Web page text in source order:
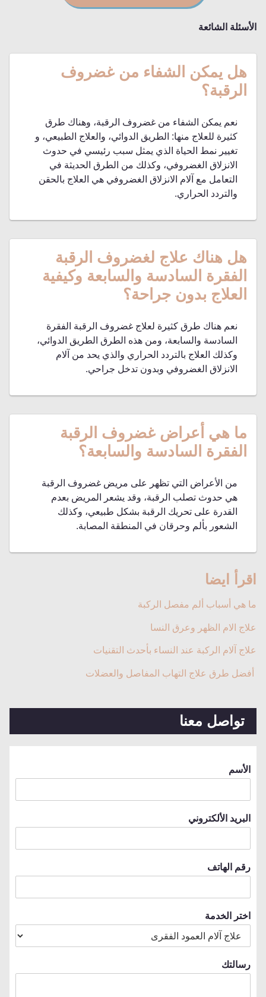
الأسئلة الشائعة
هل يمكن الشفاء من غضروف
الرقبة؟
نعم يمكن الشفاء من غضروف الرقبة، وهناك طرق
كثيرة للعلاج منها: الطريق الدوائي، والعلاج الطبيعي، و
تغيير نمط الحياة الذي يمثل سبب رئيسي في حدوث
الانزلاق الغضروفي، وكذلك من الطرق الحديثة في
التعامل مع آلام الانزلاق الغضروفي هي العلاج بالحقن
والتردد الحراري.
هل هناك علاج لغضروف الرقبة
الفقرة السادسة والسابعة وكيفية
العلاج بدون جراحة؟
نعم هناك طرق كثيرة لعلاج غضروف الرقبة الفقرة
السادسة والسابعة، ومن هذه الطرق الطريق الدوائي،
وكذلك العلاج بالتردد الحراري والذي يحد من آلام
الانزلاق الغضروفي وبدون تدخل جراحي.
ما هي أعراض غضروف الرقبة
الفقرة السادسة والسابعة؟
من الأعراض التي تظهر على مريض غضروف الرقبة
هي حدوث تصلب الرقبة، وقد يشعر المريض بعدم
القدرة على تحريك الرقبة بشكل طبيعي، وكذلك
الشعور بألم وحرقان في المنطقة المصابة.
اقرأ ايضا
ما هي أسباب ألم مفصل الركبة
علاج الام الظهر وعرق النسا
علاج آلام الركبة عند النساء بأحدث التقنيات
أفضل طرق علاج التهاب المفاصل والعضلات
تواصل معنا
الأسم
البريد الألكتروني
رقم الهاتف
اختر الخدمة
رسالتك